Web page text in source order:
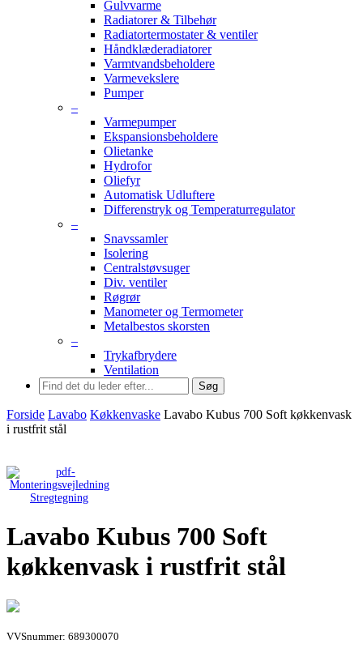
Gulvvarme
Radiatorer & Tilbehør
Radiatortermostater & ventiler
Håndklæderadiatorer
Varmtvandsbeholdere
Varmevekslere
Pumper
–
Varmepumper
Ekspansionsbeholdere
Olietanke
Hydrofor
Oliefyr
Automatisk Udluftere
Differenstryk og Temperaturregulator
–
Snavssamler
Isolering
Centralstøvsuger
Div. ventiler
Røgrør
Manometer og Termometer
Metalbestos skorsten
–
Trykafbrydere
Ventilation
Søg
Forside Lavabo Køkkenvaske Lavabo Kubus 700 Soft køkkenvask
i rustfrit stål
Stregtegning
Lavabo Kubus 700 Soft
køkkenvask i rustfrit stål
VVSnummer: 689300070